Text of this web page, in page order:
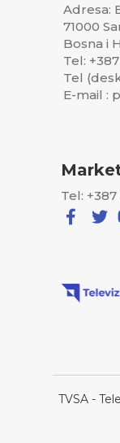
Adresa:
71000
Bosna i
Tel:
Tel
E-mail :
Tel: +387
TVSA -